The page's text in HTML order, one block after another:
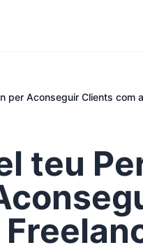
per Aconseguir Clients com
teu